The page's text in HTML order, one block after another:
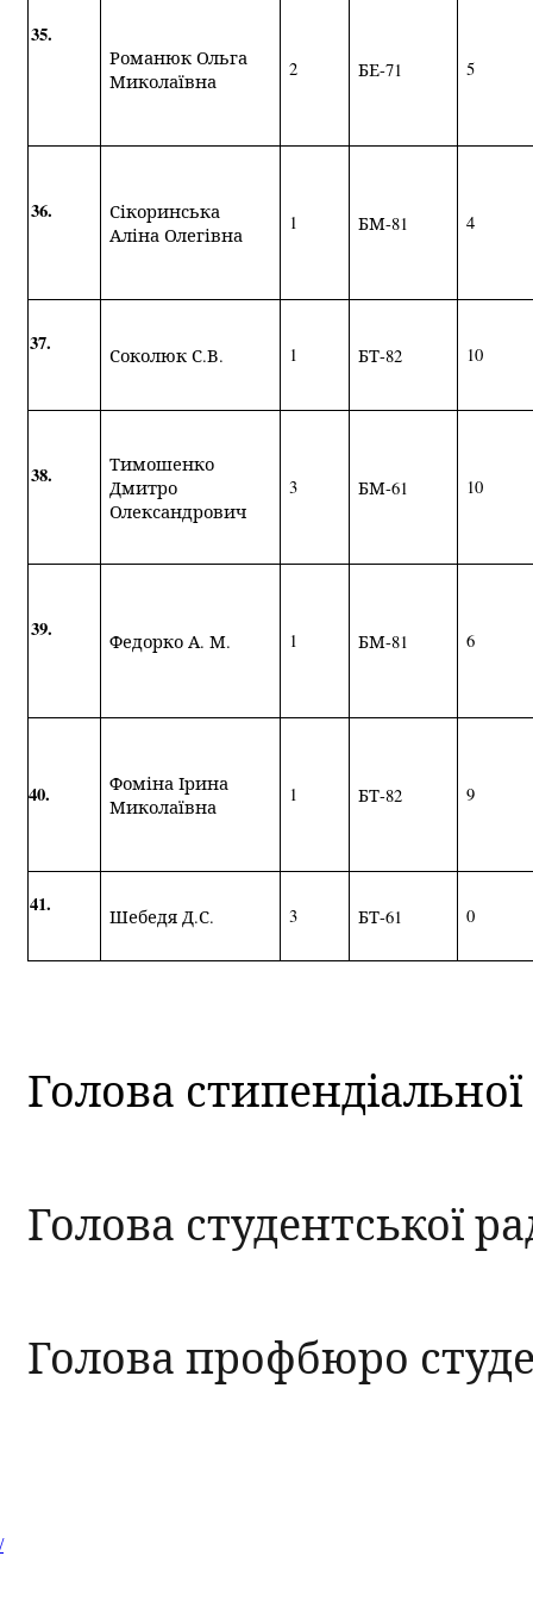
35.
Романюк Ольга
Миколаївна
2 БЕ-71 5
36.
Сікоринська
Аліна Олегівна
1 БМ-81 4
37.
Соколюк С.В. 1 БТ-82 10
38.
Тимошенко
Дмитро
Олександрович
3 БМ-61 10
39.
Федорко А. М. 1 БМ-81 6
40.
Фоміна Ірина
Миколаївна
1 БТ-82 9
41.
Шебедя Д.С. 3 БТ-61 0
Голова стипендіальної
Голова студентської
Голова профбюро